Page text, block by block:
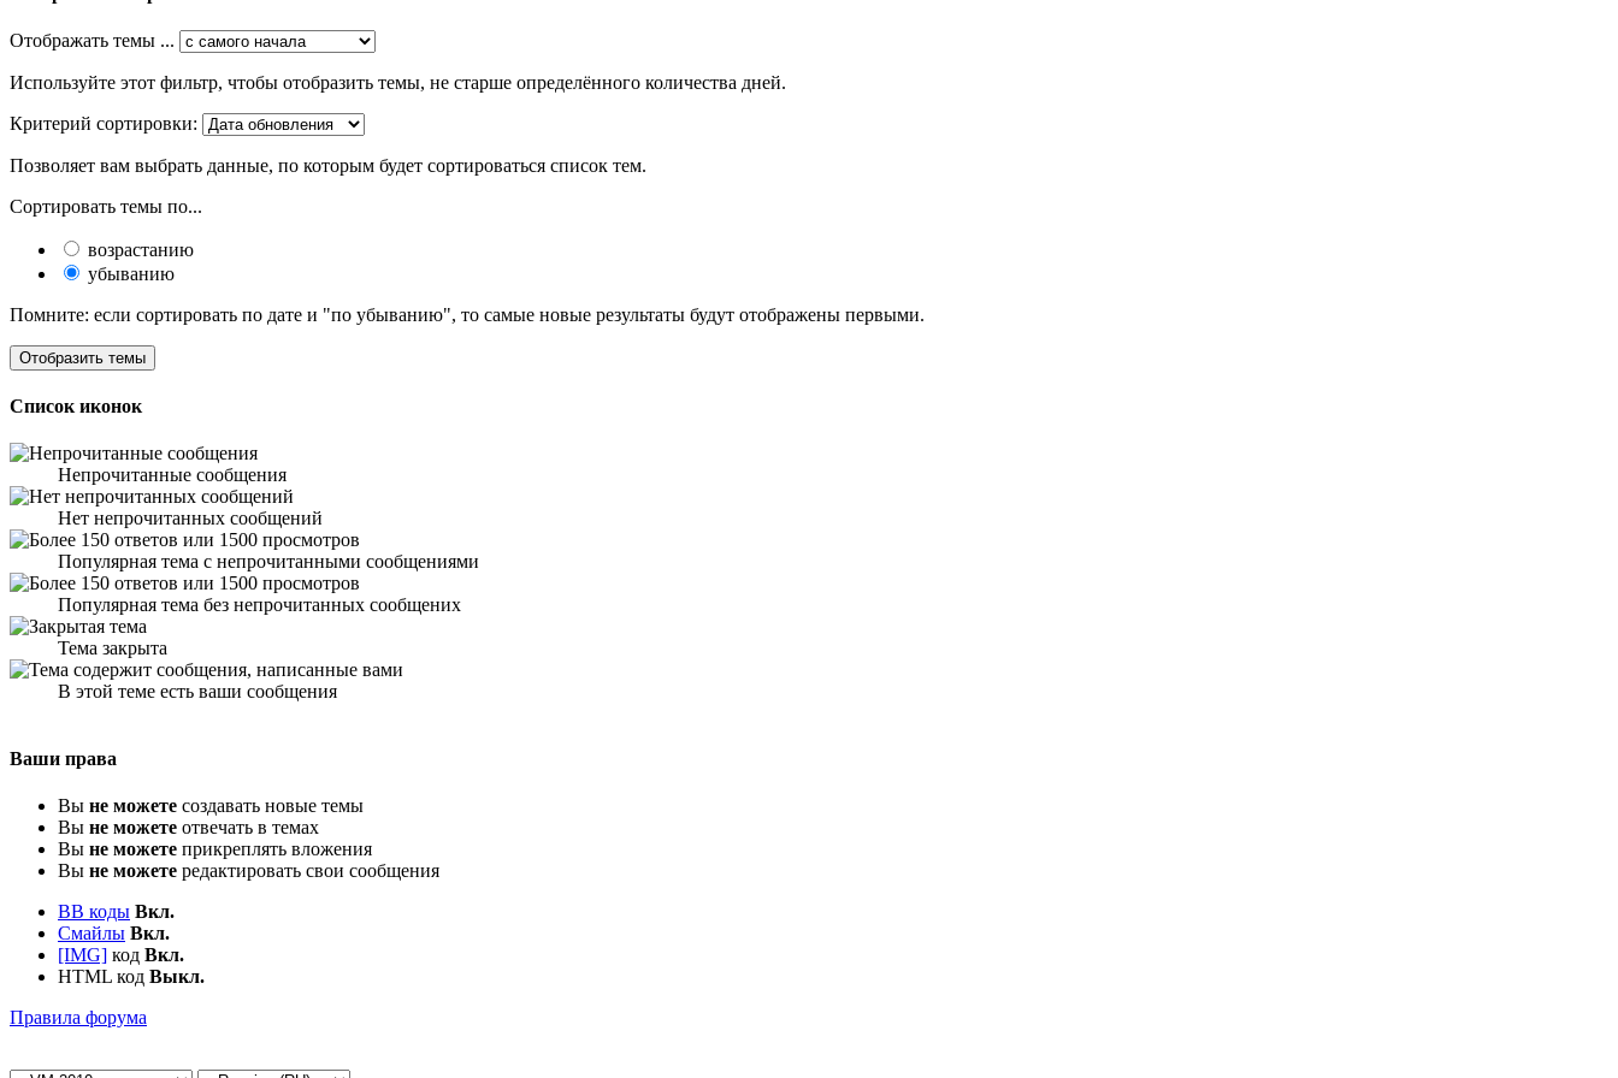
Отображать темы ...
Используйте этот фильтр, чтобы отобразить темы, не старше определённого количества дней.
Критерий сортировки:
Позволяет вам выбрать данные, по которым будет сортироваться список тем.
Сортировать темы по...
возрастанию
убыванию
Помните: если сортировать по дате и "по убыванию", то самые новые результаты будут отображены первыми.
Список иконок
Непрочитанные сообщения
Нет непрочитанных сообщений
Популярная тема с непрочитанными сообщениями
Популярная тема без непрочитанных сообщених
Тема закрыта
В этой теме есть ваши сообщения
Ваши права
Вы не можете создавать новые темы
Вы не можете отвечать в темах
Вы не можете прикреплять вложения
Вы не можете редактировать свои сообщения
BB коды Вкл.
Смайлы Вкл.
[IMG] код Вкл.
HTML код Выкл.
Правила форума